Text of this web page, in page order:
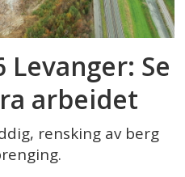
Se
arbeidet
rensking av berg